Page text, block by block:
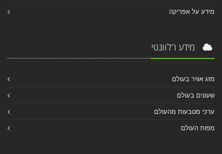
מידע על אפריקה
מידע רלוונטי
מזג אוויר בעולם
שעונים בעולם
ערכי מטבעות מהעולם
מפות העולם